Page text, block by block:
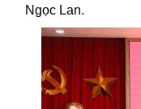
Ngọc Lan.